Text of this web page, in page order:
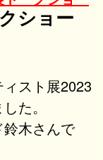
ショー
スト展2023
た。
木さんで